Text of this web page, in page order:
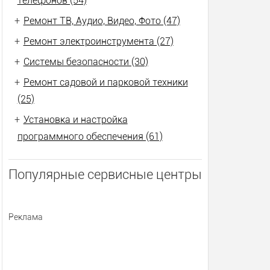
+ Ремонт ТВ, Аудио, Видео, Фото (47)
+ Ремонт электроинструмента (27)
+ Системы безопасности (30)
+ Ремонт садовой и парковой техники
(25)
+ Установка и настройка
программного обеспечения (61)
Популярные сервисные центры
Реклама